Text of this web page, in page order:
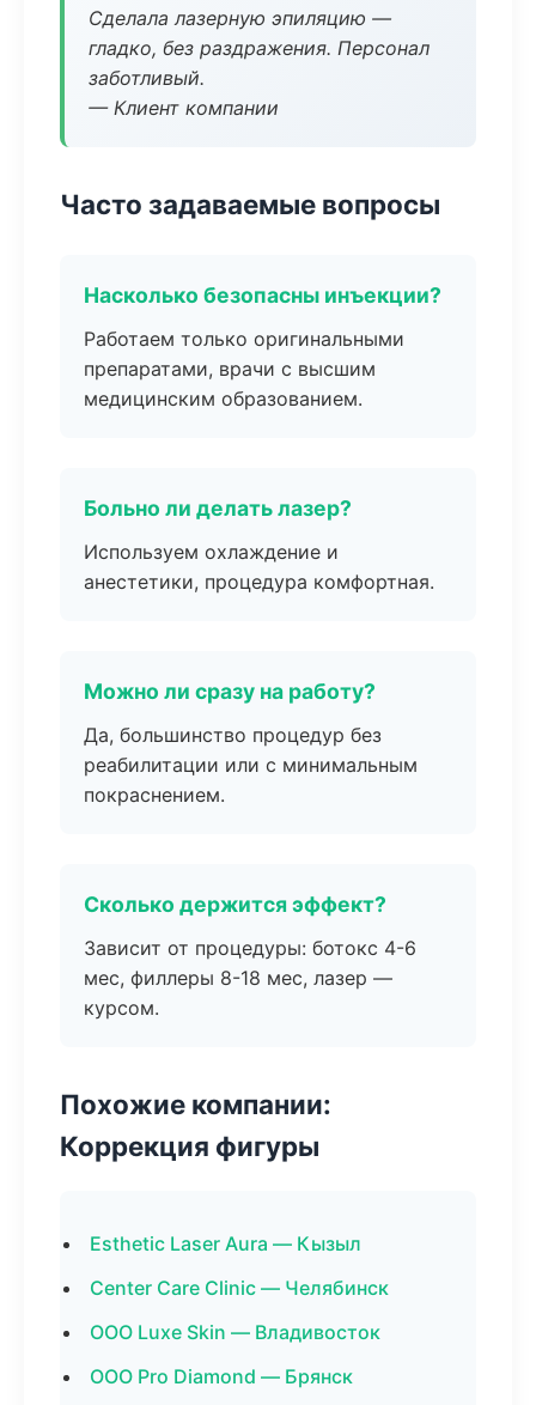
Сделала лазерную эпиляцию —
гладко, без раздражения. Персонал
заботливый.
— Клиент компании
Часто задаваемые вопросы
Насколько безопасны инъекции?
Работаем только оригинальными
препаратами, врачи с высшим
медицинским образованием.
Больно ли делать лазер?
Используем охлаждение и
анестетики, процедура комфортная.
Можно ли сразу на работу?
Да, большинство процедур без
реабилитации или с минимальным
покраснением.
Сколько держится эффект?
Зависит от процедуры: ботокс 4-6
мес, филлеры 8-18 мес, лазер —
курсом.
Похожие компании:
Коррекция фигуры
Esthetic Laser Aura — Кызыл
Center Care Clinic — Челябинск
ООО Luxe Skin — Владивосток
ООО Pro Diamond — Брянск